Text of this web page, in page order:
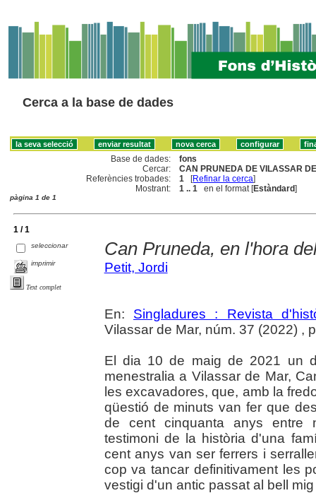
Cerca a la base de dades
Base de dades:
fons
Cercar:
CAN PRUNEDA DE VILASSAR
Referències trobades:
1 [Refinar la cerca]
Mostrant:
1 .. 1 en el format [Estàndard]
pàgina 1 de 1
1 / 1
seleccionar
imprimir
Text complet
Can Pruneda, en l'hora
Petit, Jordi
En: Singladures : Revista
Vilassar de Mar, núm. 37 (2022) ,
El dia 10 de maig de 2021 un
menestralia a Vilassar de Mar,
les excavadores, que, amb la
qüestió de minuts van fer que
de cent cinquanta anys entre
testimoni de la història d'una
cent anys van ser ferrers i
cop va tancar definitivament les
vestigi d'un antic passat al bell